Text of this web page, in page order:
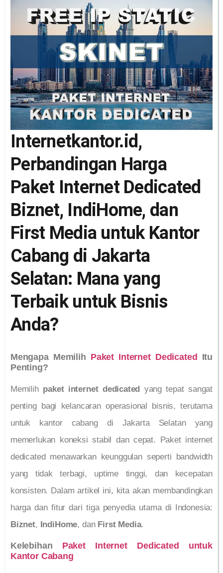
Internetkantor.id,
Perbandingan Harga
Paket Internet Dedicated
Biznet, IndiHome, dan
First Media untuk Kantor
Cabang di Jakarta
Selatan: Mana yang
Terbaik untuk Bisnis
Anda?
Mengapa Memilih Paket Internet Dedicated
Itu
Penting?
Memilih paket internet dedicated
yang tepat sangat
penting bagi kelancaran operasional bisnis, terutama
untuk kantor cabang di Jakarta Selatan yang
memerlukan koneksi stabil dan cepat. Paket internet
dedicated menawarkan keunggulan seperti bandwidth
yang tidak terbagi, uptime tinggi, dan kecepatan
konsisten. Dalam artikel ini, kita akan membandingkan
harga dan fitur dari tiga penyedia utama di Indonesia:
Biznet, IndiHome, dan First Media.
Kelebihan Paket Internet Dedicated untuk
Kantor Cabang